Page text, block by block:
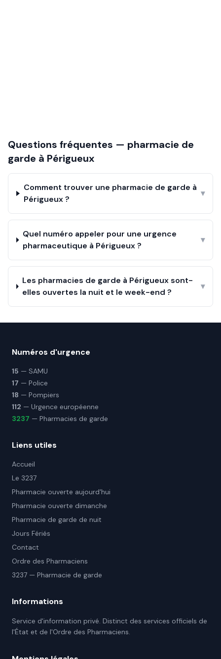
Questions fréquentes — pharmacie de
garde à Périgueux
Comment trouver une pharmacie de garde à
Périgueux ?
▾
Quel numéro appeler pour une urgence
pharmaceutique à Périgueux ?
▾
Les pharmacies de garde à Périgueux sont-
elles ouvertes la nuit et le week-end ?
▾
Numéros d'urgence
15 — SAMU
17 — Police
18 — Pompiers
112 — Urgence européenne
3237 — Pharmacies de garde
Liens utiles
Accueil
Le 3237
Pharmacie ouverte aujourd'hui
Pharmacie ouverte dimanche
Pharmacie de garde de nuit
Jours Fériés
Contact
Ordre des Pharmaciens
3237 — Pharmacie de garde
Informations
Service d'information privé. Distinct des services officiels de
l'État et de l'Ordre des Pharmaciens.